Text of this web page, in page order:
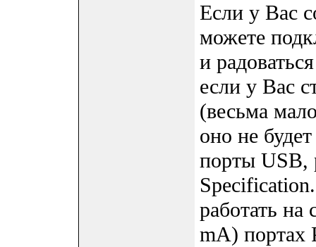
Если у Вас
можете
и
если у Вас
(весьма
оно не
порты USB,
работать
mA) портах